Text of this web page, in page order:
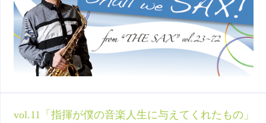
vol.11「指揮が僕の音楽人生に与えてくれたもの」